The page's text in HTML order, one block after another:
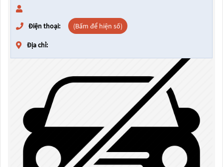
Điện thoại: (Bấm để hiện số)
Địa chỉ: